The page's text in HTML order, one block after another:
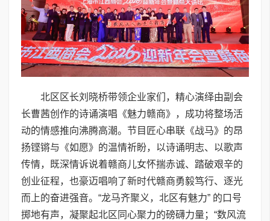
北区区长刘晓桥带领企业家们，精心演绎由副会
长曹茜创作的诗诵演唱《魅力赣商》，成功将整场活
动的情感推向沸腾高潮。节目匠心串联《战马》的昂
扬铿锵与《如愿》的温情祈盼，以诗诵明志、以歌声
传情，既深情诉说着赣商儿女怀揣赤诚、踏破艰辛的
创业征程，也豪迈唱响了新时代赣商勇毅笃行、逐光
而上的奋进强音。“龙马齐聚义，北区有魅力” 的口号
掷地有声，凝聚起北区同心聚力的磅礴力量；“数风流